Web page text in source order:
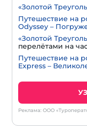
«Золотой
Путешествие на
Odyssey –
«Золотой
перелётами на
Путешествие на
Express –
Реклама: ООО